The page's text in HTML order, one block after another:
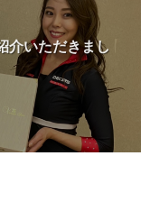
介いただきまし